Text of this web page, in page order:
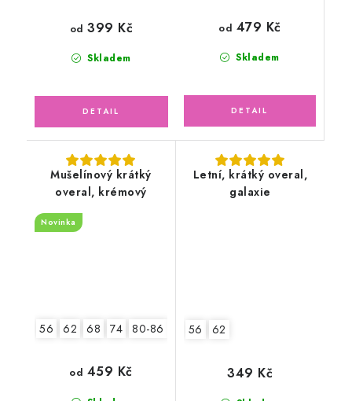
Skladem
od 399 Kč
Skladem
od 479 Kč
Mušelínový krátký
overal, krémový
Novinka
56 62 68 74 80-86 92-98
od 459 Kč
Letní, krátký overal,
galaxie
56 62
349 Kč